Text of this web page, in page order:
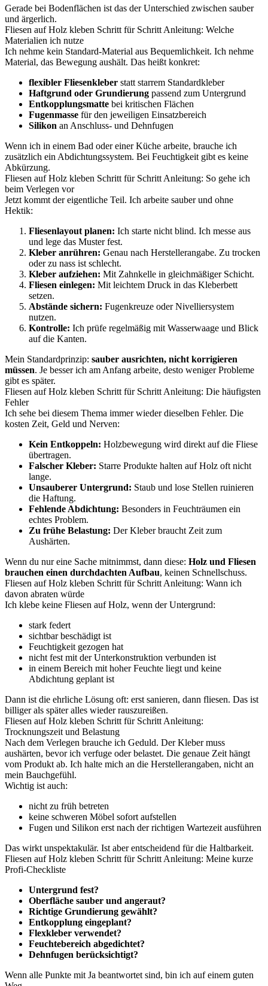
Gerade bei Bodenflächen ist das der Unterschied zwischen sauber
und ärgerlich.
Fliesen auf Holz kleben Schritt für Schritt Anleitung: Welche
Materialien ich nutze
Ich nehme kein Standard-Material aus Bequemlichkeit. Ich nehme
Material, das Bewegung aushält. Das heißt konkret:
flexibler Fliesenkleber statt starrem Standardkleber
Haftgrund oder Grundierung passend zum Untergrund
Entkopplungsmatte bei kritischen Flächen
Fugenmasse für den jeweiligen Einsatzbereich
Silikon an Anschluss- und Dehnfugen
Wenn ich in einem Bad oder einer Küche arbeite, brauche ich
zusätzlich ein Abdichtungssystem. Bei Feuchtigkeit gibt es keine
Abkürzung.
Fliesen auf Holz kleben Schritt für Schritt Anleitung: So gehe ich
beim Verlegen vor
Jetzt kommt der eigentliche Teil. Ich arbeite sauber und ohne
Hektik:
Fliesenlayout planen: Ich starte nicht blind. Ich messe aus
und lege das Muster fest.
Kleber anrühren: Genau nach Herstellerangabe. Zu trocken
oder zu nass ist schlecht.
Kleber aufziehen: Mit Zahnkelle in gleichmäßiger Schicht.
Fliesen einlegen: Mit leichtem Druck in das Kleberbett
setzen.
Abstände sichern: Fugenkreuze oder Nivelliersystem
nutzen.
Kontrolle: Ich prüfe regelmäßig mit Wasserwaage und Blick
auf die Kanten.
Mein Standardprinzip: sauber ausrichten, nicht korrigieren
müssen. Je besser ich am Anfang arbeite, desto weniger Probleme
gibt es später.
Fliesen auf Holz kleben Schritt für Schritt Anleitung: Die häufigsten
Fehler
Ich sehe bei diesem Thema immer wieder dieselben Fehler. Die
kosten Zeit, Geld und Nerven:
Kein Entkoppeln: Holzbewegung wird direkt auf die Fliese
übertragen.
Falscher Kleber: Starre Produkte halten auf Holz oft nicht
lange.
Unsauberer Untergrund: Staub und lose Stellen ruinieren
die Haftung.
Fehlende Abdichtung: Besonders in Feuchträumen ein
echtes Problem.
Zu frühe Belastung: Der Kleber braucht Zeit zum
Aushärten.
Wenn du nur eine Sache mitnimmst, dann diese: Holz und Fliesen
brauchen einen durchdachten Aufbau, keinen Schnellschuss.
Fliesen auf Holz kleben Schritt für Schritt Anleitung: Wann ich
davon abraten würde
Ich klebe keine Fliesen auf Holz, wenn der Untergrund:
stark federt
sichtbar beschädigt ist
Feuchtigkeit gezogen hat
nicht fest mit der Unterkonstruktion verbunden ist
in einem Bereich mit hoher Feuchte liegt und keine
Abdichtung geplant ist
Dann ist die ehrliche Lösung oft: erst sanieren, dann fliesen. Das ist
billiger als später alles wieder rauszureißen.
Fliesen auf Holz kleben Schritt für Schritt Anleitung:
Trocknungszeit und Belastung
Nach dem Verlegen brauche ich Geduld. Der Kleber muss
aushärten, bevor ich verfuge oder belastet. Die genaue Zeit hängt
vom Produkt ab. Ich halte mich an die Herstellerangaben, nicht an
mein Bauchgefühl.
Wichtig ist auch:
nicht zu früh betreten
keine schweren Möbel sofort aufstellen
Fugen und Silikon erst nach der richtigen Wartezeit ausführen
Das wirkt unspektakulär. Ist aber entscheidend für die Haltbarkeit.
Fliesen auf Holz kleben Schritt für Schritt Anleitung: Meine kurze
Profi-Checkliste
Untergrund fest?
Oberfläche sauber und angeraut?
Richtige Grundierung gewählt?
Entkopplung eingeplant?
Flexkleber verwendet?
Feuchtebereich abgedichtet?
Dehnfugen berücksichtigt?
Wenn alle Punkte mit Ja beantwortet sind, bin ich auf einem guten